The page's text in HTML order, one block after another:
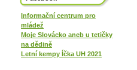
Informační centrum pro
mládež
Moje Slovácko aneb u tetičky
na dědině
Letní kempy Íčka UH 2021